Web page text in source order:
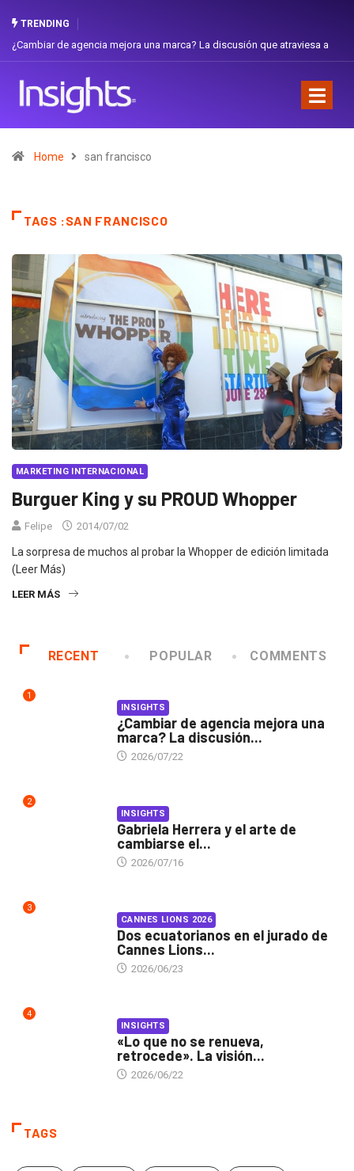
TRENDING
¿Cambiar de agencia mejora una marca? La discusión que atraviesa a
Home san francisco
TAGS :SAN FRANCISCO
MARKETING INTERNACIONAL
Burguer King y su PROUD Whopper
Felipe 2014/07/02
La sorpresa de muchos al probar la Whopper de edición limitada
(Leer Más)
LEER MÁS
RECENT POPULAR COMMENTS
1
INSIGHTS
¿Cambiar de agencia mejora una
marca? La discusión...
2026/07/22
2
INSIGHTS
Gabriela Herrera y el arte de
cambiarse el...
2026/07/16
3
CANNES LIONS 2026
Dos ecuatorianos en el jurado de
Cannes Lions...
2026/06/23
4
INSIGHTS
«Lo que no se renueva,
retrocede». La visión...
2026/06/22
TAGS